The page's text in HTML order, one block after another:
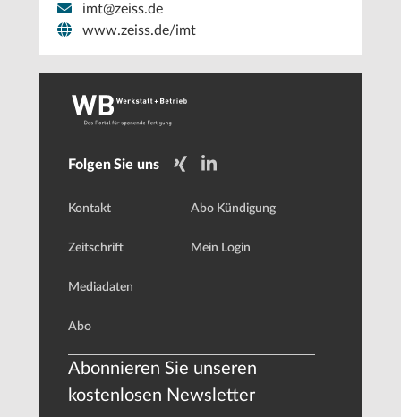
imt@zeiss.de
www.zeiss.de/imt
Folgen Sie uns
Kontakt
Zeitschrift
Mediadaten
Abo
Abo Kündigung
Mein Login
Abonnieren Sie unseren
kostenlosen Newsletter